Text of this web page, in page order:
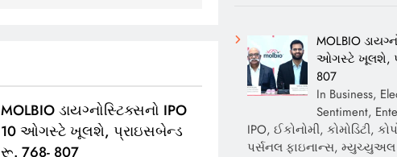
MOLBIO ડાયગ્નોસ્ટિક્સનો IPO
10 ઓગસ્ટે ખૂલશે, પ્રાઇસબેન્ડ
રૂ. 768- 807
MOLBIO
ઓગસ્ટે ખૂલશે,
807
In Business,
Sentiment,
IPO, ઈકોનોમી, કોમોડિટી,
પર્સનલ ફાઇનાન્સ,